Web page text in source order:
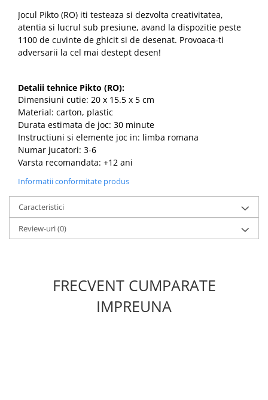
Jocul Pikto (RO) iti testeaza si dezvolta creativitatea,
atentia si lucrul sub presiune, avand la dispozitie peste
1100 de cuvinte de ghicit si de desenat. Provoaca-ti
adversarii la cel mai destept desen!
Detalii tehnice Pikto (RO):
Dimensiuni cutie: 20 x 15.5 x 5 cm
Material: carton, plastic
Durata estimata de joc: 30 minute
Instructiuni si elemente joc in: limba romana
Numar jucatori: 3-6
Varsta recomandata: +12 ani
Informatii conformitate produs
Caracteristici
Review-uri(0)
FRECVENT CUMPARATE
IMPREUNA